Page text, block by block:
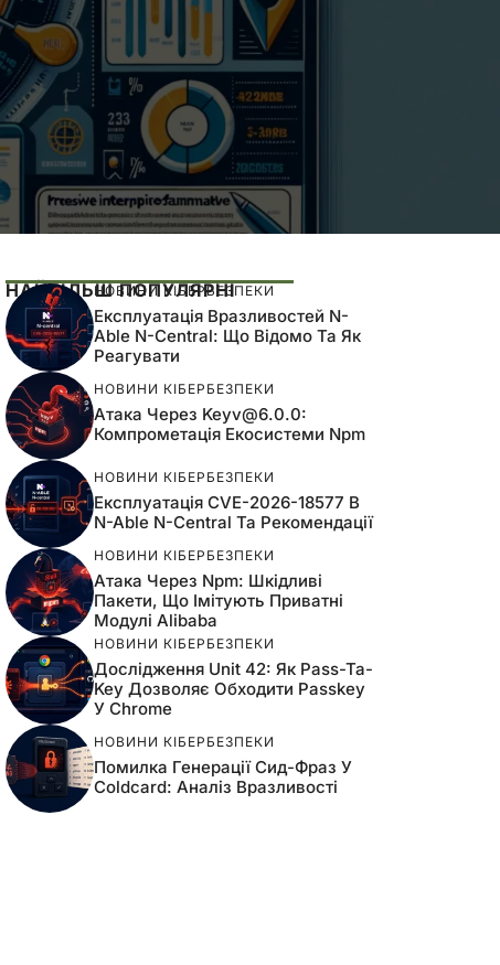
НАЙБІЛЬШ ПОПУЛЯРНІ
НОВИНИ КІБЕРБЕЗПЕКИ
Експлуатація Вразливостей N-
Able N-Central: Що Відомо Та Як
Реагувати
НОВИНИ КІБЕРБЕЗПЕКИ
Атака Через Keyv@6.0.0:
Компрометація Екосистеми Npm
НОВИНИ КІБЕРБЕЗПЕКИ
Експлуатація CVE-2026-18577 В
N-Able N-Central Та Рекомендації
НОВИНИ КІБЕРБЕЗПЕКИ
Атака Через Npm: Шкідливі
Пакети, Що Імітують Приватні
Модулі Alibaba
НОВИНИ КІБЕРБЕЗПЕКИ
Дослідження Unit 42: Як Pass-Ta-
Key Дозволяє Обходити Passkey
У Chrome
НОВИНИ КІБЕРБЕЗПЕКИ
Помилка Генерації Сид-Фраз У
Coldcard: Аналіз Вразливості